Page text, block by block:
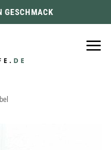
GESCHMACK